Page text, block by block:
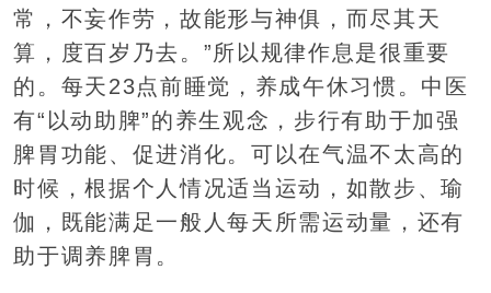
常，不妄作劳，故能形与神俱，而尽其天
算，度百岁乃去。”所以规律作息是很重要
的。每天23点前睡觉，养成午休习惯。中医
有“以动助脾”的养生观念，步行有助于加强
脾胃功能、促进消化。可以在气温不太高的
时候，根据个人情况适当运动，如散步、瑜
伽，既能满足一般人每天所需运动量，还有
助于调养脾胃。